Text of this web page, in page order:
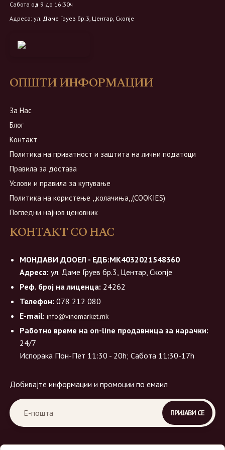
Сабота од 9 до 16:30ч
Адреса: ул. Даме Груев бр.3, Центар, Скопје
ОПШТИ ИНФОРМАЦИИ
За Нас
Блог
Контакт
Политика на приватност и заштита на лични податоци
Правила за достава
Услови и правила за купување
Политика на користење ,,колачиња,,(COOKIES)
Погледни најнов ценовник
КОНТАКТ СО НАС
МОНДАВИ ДООЕЛ - ЕДБ:МК4032021548360
Адреса: ул. Даме Груев бр.3, Центар, Скопје
Реф. број на лиценца: 24262
Телефон: 078 212 080
E-mail: info@vinomarket.mk
Работно време на on-line продавница за нарачки:
24/7
Испорака Пон-Пет 11:30 - 20h; Сабота 11:30-17h
Добивајте информации и промоции по емаил